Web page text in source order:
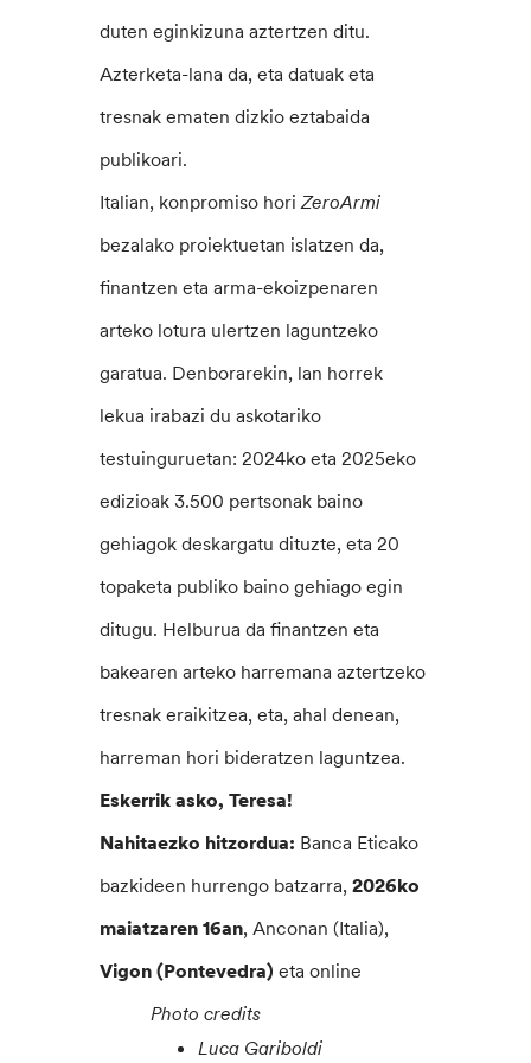
duten eginkizuna aztertzen ditu.
Azterketa-lana da, eta datuak eta
tresnak ematen dizkio eztabaida
publikoari.
Italian, konpromiso horiZeroArmi
bezalako proiektuetan islatzen da,
finantzen eta arma-ekoizpenaren
arteko lotura ulertzen laguntzeko
garatua. Denborarekin, lan horrek
lekua irabazi du askotariko
testuinguruetan: 2024ko eta 2025eko
edizioak 3.500 pertsonak baino
gehiagok deskargatu dituzte, eta 20
topaketa publiko baino gehiago egin
ditugu. Helburua da finantzen eta
bakearen arteko harremana aztertzeko
tresnak eraikitzea, eta, ahal denean,
harreman hori bideratzen laguntzea.
Eskerrik asko, Teresa!
Nahitaezko hitzordua: Banca Eticako
bazkideen hurrengo batzarra,2026ko
maiatzaren 16an, Anconan (Italia),
Vigon (Pontevedra) eta online
Photo credits
Luca Gariboldi